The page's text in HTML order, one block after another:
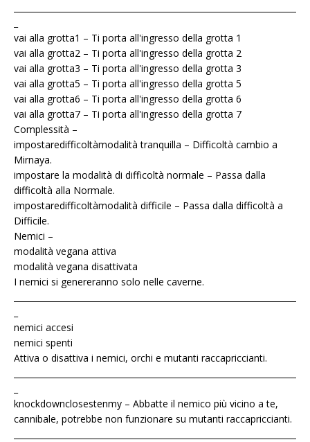
vai alla grotta1 – Ti porta all'ingresso della grotta 1
vai alla grotta2 – Ti porta all'ingresso della grotta 2
vai alla grotta3 – Ti porta all'ingresso della grotta 3
vai alla grotta5 – Ti porta all'ingresso della grotta 5
vai alla grotta6 – Ti porta all'ingresso della grotta 6
vai alla grotta7 – Ti porta all'ingresso della grotta 7
Complessità –
impostaredifficoltàmodalità tranquilla – Difficoltà cambio a
Mirnaya.
impostare la modalità di difficoltà normale – Passa dalla
difficoltà alla Normale.
impostaredifficoltàmodalità difficile – Passa dalla difficoltà a
Difficile.
Nemici –
modalità vegana attiva
modalità vegana disattivata
I nemici si genereranno solo nelle caverne.
nemici accesi
nemici spenti
Attiva o disattiva i nemici, orchi e mutanti raccapriccianti.
knockdownclosestenmy – Abbatte il nemico più vicino a te,
cannibale, potrebbe non funzionare su mutanti raccapriccianti.